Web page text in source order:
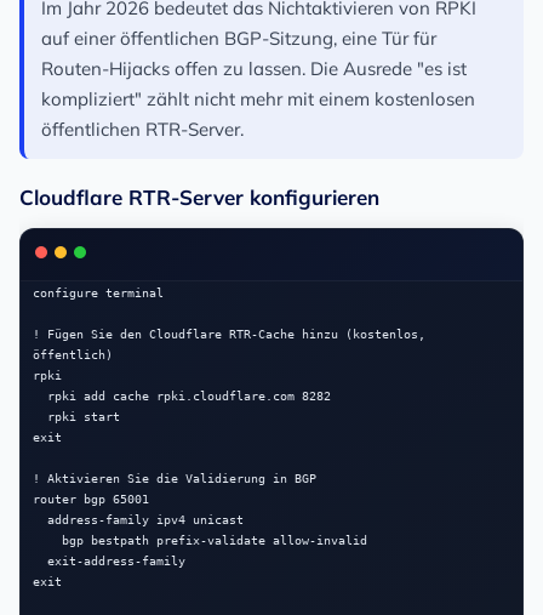
Im Jahr 2026 bedeutet das Nichtaktivieren von RPKI
auf einer öffentlichen BGP-Sitzung, eine Tür für
Routen-Hijacks offen zu lassen. Die Ausrede "es ist
kompliziert" zählt nicht mehr mit einem kostenlosen
öffentlichen RTR-Server.
Cloudflare RTR-Server konfigurieren
configure terminal
! Fügen Sie den Cloudflare RTR-Cache hinzu (kostenlos,
öffentlich)
rpki
exit
! Aktivieren Sie die Validierung in BGP
router bgp 65001
exit